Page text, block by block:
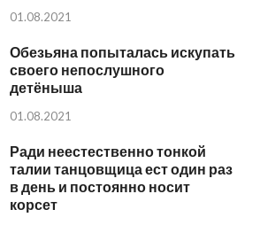
01.08.2021
Обезьяна попыталась искупать
своего непослушного
детёныша
01.08.2021
Ради неестественно тонкой
талии танцовщица ест один раз
в день и постоянно носит
корсет